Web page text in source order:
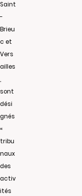
Saint
-
Brieu
c et
Vers
ailles
sont
dési
gnés
«
tribu
naux
des
activ
ités